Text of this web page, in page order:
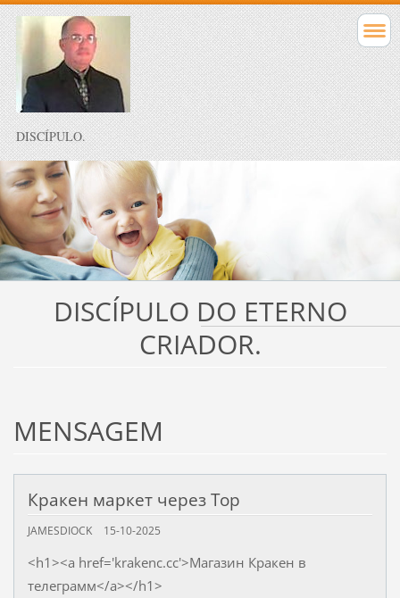
DISCÍPULO.
DISCÍPULO DO ETERNO
CRIADOR.
MENSAGEM
Кракен маркет через Тор
JAMESDIOCK 15-10-2025
<h1><a href='krakenc.cc'>Магазин Кракен в
телеграмм</a></h1>